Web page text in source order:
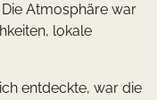
Atmosphäre war
lokale
entdeckte, war die